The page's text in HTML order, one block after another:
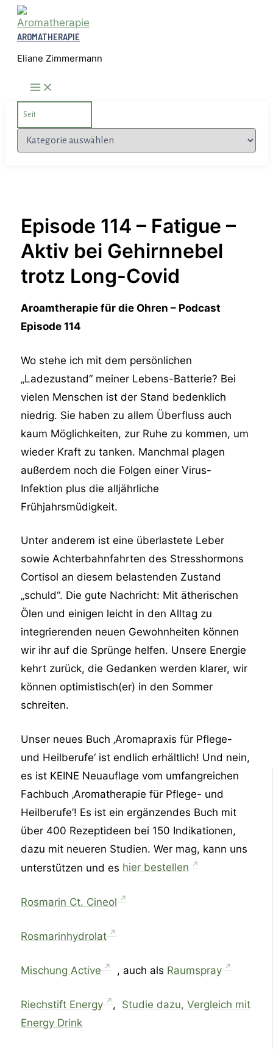
Zum
Inhalt
springen
AROMATHERAPIE
Eliane Zimmermann
for:
Kategorien
Episode 114 – Fatigue –
Aktiv bei Gehirnnebel
trotz Long-Covid
Aroamtherapie für die Ohren – Podcast
Episode 114
Wo stehe ich mit dem persönlichen
„Ladezustand“ meiner Lebens-Batterie? Bei
vielen Menschen ist der Stand bedenklich
niedrig. Sie haben zu allem Überfluss auch
kaum Möglichkeiten, zur Ruhe zu kommen, um
wieder Kraft zu tanken. Manchmal plagen
außerdem noch die Folgen einer Virus-
Infektion plus die alljährliche
Frühjahrsmüdigkeit.
Unter anderem ist eine überlastete Leber
sowie Achterbahnfahrten des Stresshormons
Cortisol an diesem belastenden Zustand
„schuld“. Die gute Nachricht: Mit ätherischen
Ölen und einigen leicht in den Alltag zu
integrierenden neuen Gewohnheiten können
wir ihr auf die Sprünge helfen. Unsere Energie
kehrt zurück, die Gedanken werden klarer, wir
können optimistisch(er) in den Sommer
schreiten.
Unser neues Buch ‚Aromapraxis für Pflege-
und Heilberufe‘ ist endlich erhältlich! Und nein,
es ist KEINE Neuauflage vom umfangreichen
Fachbuch ‚Aromatherapie für Pflege- und
Heilberufe’! Es ist ein ergänzendes Buch mit
über 400 Rezeptideen bei 150 Indikationen,
dazu mit neueren Studien. Wer mag, kann uns
unterstützen und es hier bestellen
Rosmarin Ct. Cineol
Rosmarinhydrolat
Mischung Active , auch als Raumspray
Riechstift Energy , Studie dazu, Vergleich mit
Energy Drink